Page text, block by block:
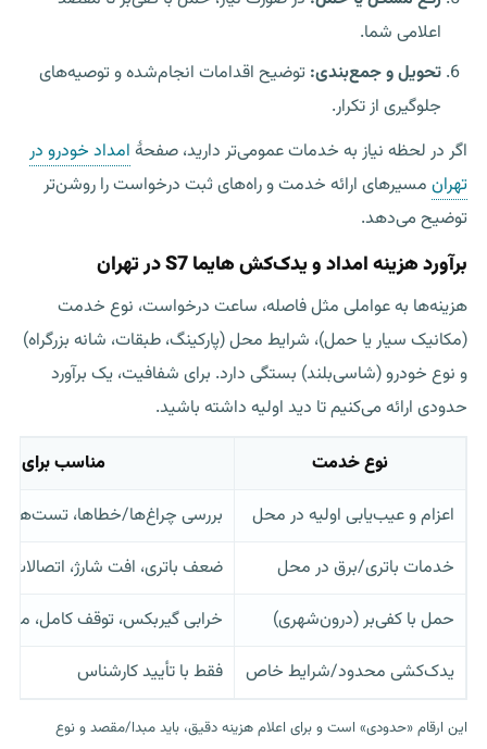
اعلامی شما.
تحویل و جمع‌بندی: توضیح اقدامات انجام‌شده و توصیه‌های
جلوگیری از تکرار.
اگر در لحظه نیاز به خدمات عمومی‌تر دارید، صفحهٔ امداد خودرو در
تهران مسیرهای ارائه خدمت و راه‌های ثبت درخواست را روشن‌تر
توضیح می‌دهد.
برآورد هزینه امداد و یدک‌کش هایما S7 در تهران
هزینه‌ها به عواملی مثل فاصله، ساعت درخواست، نوع خدمت
(مکانیک سیار یا حمل)، شرایط محل (پارکینگ، طبقات، شانه بزرگراه)
و نوع خودرو (شاسی‌بلند) بستگی دارد. برای شفافیت، یک برآورد
حدودی ارائه می‌کنیم تا دید اولیه داشته باشید.
نوع خدمت
مناسب برای
اعزام و عیب‌یابی اولیه در محل
بررسی چراغ‌ها/خطاها، تست‌های
خدمات باتری/برق در محل
ضعف باتری، افت شارژ، اتصالات
حمل با کفی‌بر (درون‌شهری)
خرابی گیربکس، توقف کامل،
یدک‌کشی محدود/شرایط خاص
فقط با تأیید کارشناس
این ارقام «حدودی» است و برای اعلام هزینه دقیق، باید مبدا/مقصد و نوع